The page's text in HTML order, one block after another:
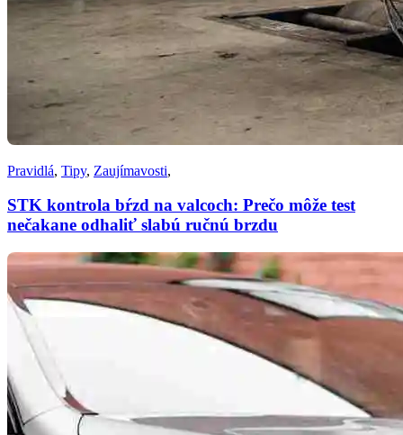
Pravidlá, Tipy, Zaujímavosti,
STK kontrola bŕzd na valcoch: Prečo môže test
nečakane odhaliť slabú ručnú brzdu